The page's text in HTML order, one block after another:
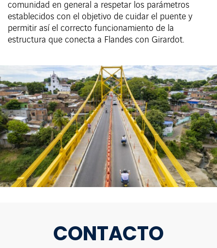
comunidad en general a respetar los parámetros
establecidos con el objetivo de cuidar el puente y
permitir así el correcto funcionamiento de la
estructura que conecta a Flandes con Girardot.
CONTACTO